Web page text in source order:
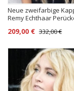
Neue zweifarbige
Remy Echthaar
209,00 € 332,00 €